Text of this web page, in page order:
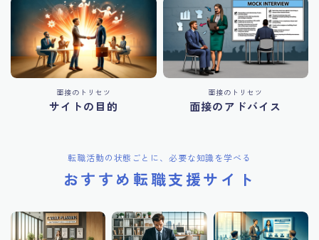
面接のトリセツ
サイトの目的
面接のトリセツ
面接のアドバイス
転職活動の状態ごとに、必要な知識を学べる
おすすめ転職支援サイト